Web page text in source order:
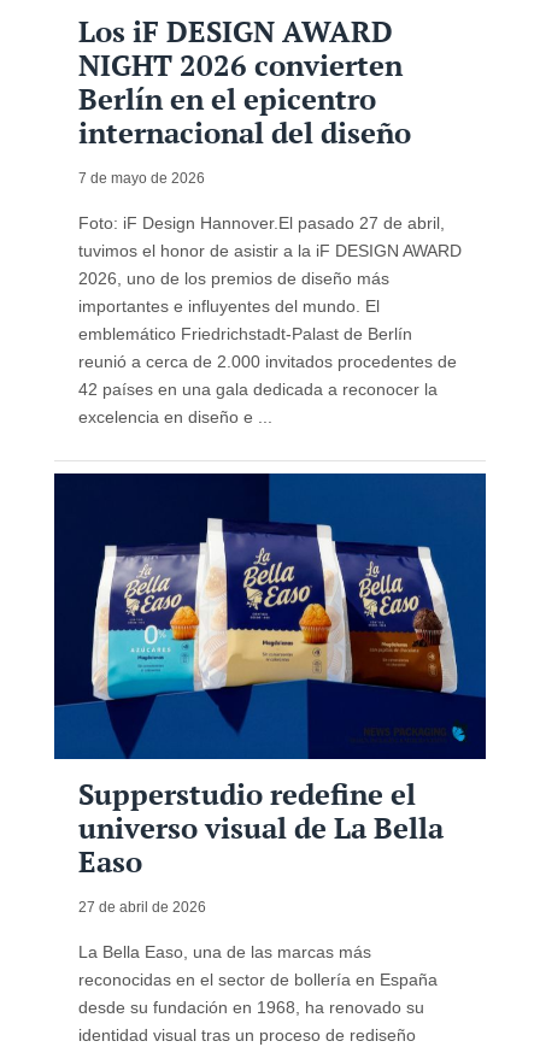
Los iF DESIGN AWARD
NIGHT 2026 convierten
Berlín en el epicentro
internacional del diseño
7 de mayo de 2026
Foto: iF Design Hannover.El pasado 27 de abril,
tuvimos el honor de asistir a la iF DESIGN AWARD
2026, uno de los premios de diseño más
importantes e influyentes del mundo. El
emblemático Friedrichstadt-Palast de Berlín
reunió a cerca de 2.000 invitados procedentes de
42 países en una gala dedicada a reconocer la
excelencia en diseño e ...
Supperstudio redefine el
universo visual de La Bella
Easo
27 de abril de 2026
La Bella Easo, una de las marcas más
reconocidas en el sector de bollería en España
desde su fundación en 1968, ha renovado su
identidad visual tras un proceso de rediseño